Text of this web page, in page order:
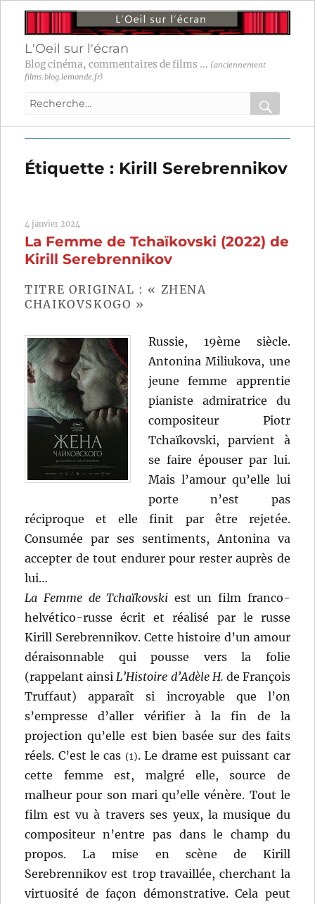
L'Oeil sur l'écran
Blog cinéma, commentaires de films ... (anciennement
films.blog.lemonde.fr)
Recherche
:
OK
Étiquette : Kirill Serebrennikov
4 janvier 2024
La Femme de Tchaïkovski (2022) de
Kirill Serebrennikov
TITRE ORIGINAL : « ZHENA
CHAIKOVSKOGO »
Russie, 19ème siècle.
Antonina Miliukova, une
jeune femme apprentie
pianiste admiratrice du
compositeur Piotr
Tchaïkovski, parvient à
se faire épouser par lui.
Mais l’amour qu’elle lui
porte n’est pas
réciproque et elle finit par être rejetée.
Consumée par ses sentiments, Antonina va
accepter de tout endurer pour rester auprès de
lui…
La Femme de Tchaïkovski est un film franco-
helvético-russe écrit et réalisé par le russe
Kirill Serebrennikov. Cette histoire d’un amour
déraisonnable qui pousse vers la folie
(rappelant ainsiL’Histoire d’Adèle H. de François
Truffaut) apparaît si incroyable que l’on
s’empresse d’aller vérifier à la fin de la
projection qu’elle est bien basée sur des faits
réels. C’est le cas (1). Le drame est puissant car
cette femme est, malgré elle, source de
malheur pour son mari qu’elle vénère. Tout le
film est vu à travers ses yeux, la musique du
compositeur n’entre pas dans le champ du
propos. La mise en scène de Kirill
Serebrennikov est trop travaillée, cherchant la
virtuosité de façon démonstrative. Cela peut